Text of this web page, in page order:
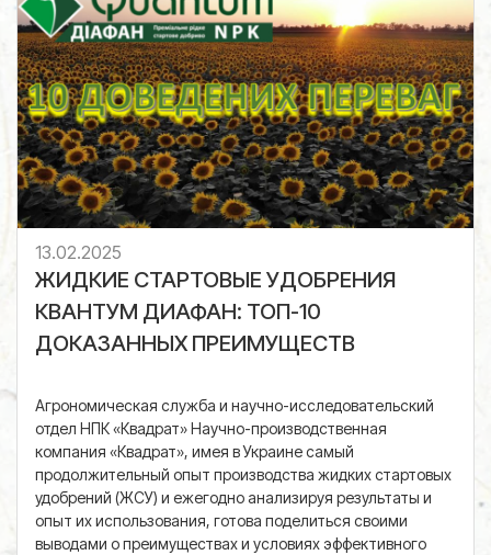
13.02.2025
ЖИДКИЕ СТАРТОВЫЕ УДОБРЕНИЯ
КВАНТУМ ДИАФАН: ТОП-10
ДОКАЗАННЫХ ПРЕИМУЩЕСТВ
Агрономическая служба и научно-исследовательский
отдел НПК «Квадрат» Научно-производственная
компания «Квадрат», имея в Украине самый
продолжительный опыт производства жидких стартовых
удобрений (ЖСУ) и ежегодно анализируя результаты и
опыт их использования, готова поделиться своими
выводами о преимуществах и условиях эффективного